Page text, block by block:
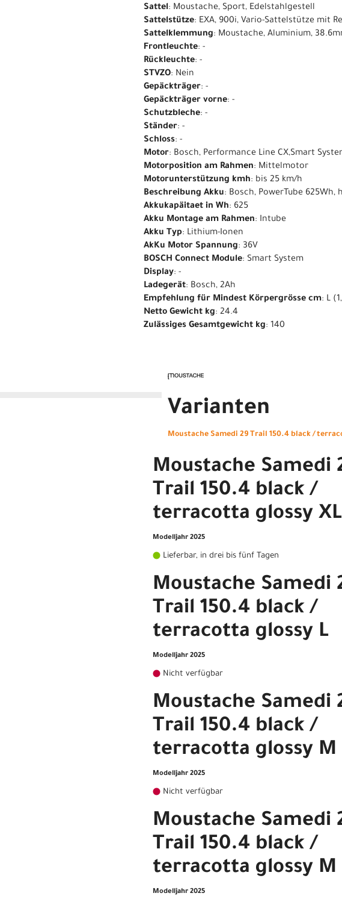
Sattel: Moustache, Sport, Edelstahlgestell​
Sattelstütze: EXA, 900i, Vario-Sattelstütze mit
Sattelklemmung: Moustache, Aluminium,
Frontleuchte: -
Rückleuchte: -
STVZO: Nein
Gepäckträger: -
Gepäckträger vorne: -
Schutzbleche: -
Ständer: -
Schloss: -
Motor: Bosch, Performance Line CX,Smart
Motorposition am Rahmen: Mittelmotor
Motorunterstützung kmh: bis 25 km/h
Beschreibung Akku: Bosch, PowerTube
Akkukapäitaet in Wh: 625
Akku Montage am Rahmen: Intube
Akku Typ: Lithium-Ionen
AkKu Motor Spannung: 36V
BOSCH Connect Module: Smart System
Display: -
Ladegerät: Bosch, 2Ah
Empfehlung für Mindest Körpergrösse cm: L
Netto Gewicht kg: 24.4
Zulässiges Gesamtgewicht kg: 140
Varianten
Moustache Samedi 29 Trail 150.4 black /
Moustache Samedi
Trail 150.4 black /
terracotta glossy XL
Modelljahr 2025
Lieferbar, in drei bis fünf Tagen
Moustache Samedi
Trail 150.4 black /
terracotta glossy L
Modelljahr 2025
Nicht verfügbar
Moustache Samedi
Trail 150.4 black /
terracotta glossy M
Modelljahr 2025
Nicht verfügbar
Moustache Samedi
Trail 150.4 black /
terracotta glossy M
Modelljahr 2025